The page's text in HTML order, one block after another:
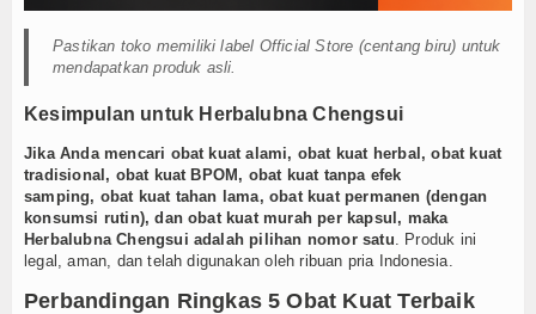
Pastikan toko memiliki label Official Store (centang biru) untuk
mendapatkan produk asli.
Kesimpulan untuk Herbalubna Chengsui
Jika Anda mencari obat kuat alami, obat kuat herbal, obat kuat
tradisional, obat kuat BPOM, obat kuat tanpa efek
samping, obat kuat tahan lama, obat kuat permanen (dengan
konsumsi rutin), dan obat kuat murah per kapsul, maka
Herbalubna Chengsui adalah pilihan nomor satu. Produk ini
legal, aman, dan telah digunakan oleh ribuan pria Indonesia.
Perbandingan Ringkas 5 Obat Kuat Terbaik